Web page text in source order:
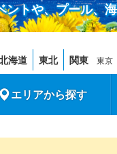
ントや、プール、
海道 東北 関東 東京
エリアから探す